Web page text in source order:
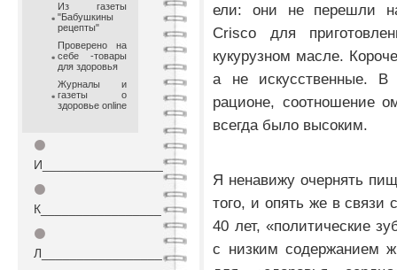
Из газеты
"Бабушкины
рецепты"
Проверено на
себе -товары
для здоровья
Журналы и
газеты о
здоровье online
⚫
И_________________
⚫
К_________________
⚫
Л_________________
ели: они не перешли
Crisco для
кукурузном масле.
а не искусственные.
рационе, соотношение
всегда было высоким.
Я ненавижу очернять
того, и опять же в связи
40 лет, «политические
с низким содержанием